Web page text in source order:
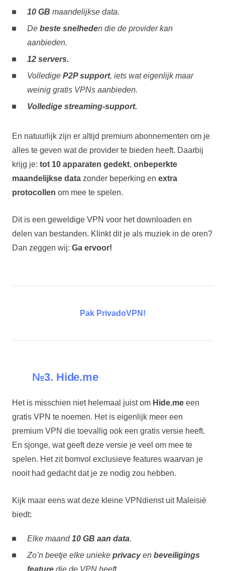
10 GB maandelijkse data.
De beste snelheden die de provider kan
aanbieden.
12 servers.
Volledige P2P support, iets wat eigenlijk maar
weinig gratis VPNs aanbieden.
Volledige streaming-support.
En natuurlijk zijn er altijd premium abonnementen om je
alles te geven wat de provider te bieden heeft. Daarbij
krijg je: tot 10 apparaten gedekt, onbeperkte
maandelijkse datazonder beperking en extra
protocollen om mee te spelen.
Dit is een geweldige VPN voor het downloaden en
delen van bestanden. Klinkt dit je als muziek in de oren?
Dan zeggen wij: Ga ervoor!
Pak PrivadoVPN!
№3. Hide.me
Het is misschien niet helemaal juist om Hide.meeen
gratis VPN te noemen. Het is eigenlijk meer een
premium VPN die toevallig ook een gratis versie heeft.
En sjonge, wat geeft deze versie je veel om mee te
spelen. Het zit bomvol exclusieve features waarvan je
nooit had gedacht dat je ze nodig zou hebben.
Kijk maar eens wat deze kleine VPNdienst uit Maleisië
biedt:
Elke maand10 GB aan data.
Zo’n beetje elke unieke privacyen beveiligings
featuredie de VPN heeft.